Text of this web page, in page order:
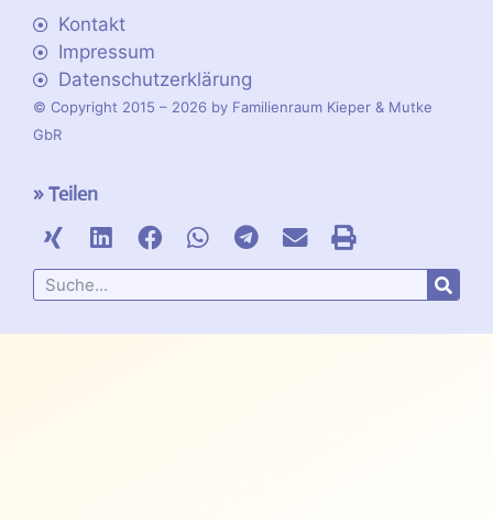
Kontakt
Impressum
Datenschutzerklärung
© Copyright 2015 – 2026 by Familienraum Kieper & Mutke
GbR
» Teilen